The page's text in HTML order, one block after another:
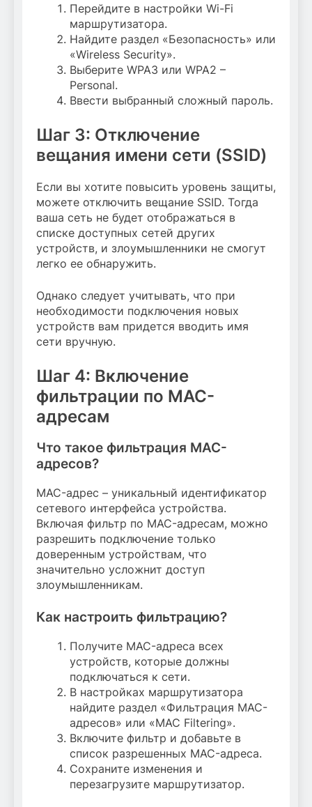
Перейдите в настройки Wi-Fi
маршрутизатора.
Найдите раздел «Безопасность» или
«Wireless Security».
Выберите WPA3 или WPA2 –
Personal.
Ввести выбранный сложный пароль.
Шаг 3: Отключение
вещания имени сети (SSID)
Если вы хотите повысить уровень защиты,
можете отключить вещание SSID. Тогда
ваша сеть не будет отображаться в
списке доступных сетей других
устройств, и злоумышленники не смогут
легко ее обнаружить.
Однако следует учитывать, что при
необходимости подключения новых
устройств вам придется вводить имя
сети вручную.
Шаг 4: Включение
фильтрации по MAC-
адресам
Что такое фильтрация MAC-
адресов?
MAC-адрес – уникальный идентификатор
сетевого интерфейса устройства.
Включая фильтр по MAC-адресам, можно
разрешить подключение только
доверенным устройствам, что
значительно усложнит доступ
злоумышленникам.
Как настроить фильтрацию?
Получите MAC-адреса всех
устройств, которые должны
подключаться к сети.
В настройках маршрутизатора
найдите раздел «Фильтрация MAC-
адресов» или «MAC Filtering».
Включите фильтр и добавьте в
список разрешенных MAC-адреса.
Сохраните изменения и
перезагрузите маршрутизатор.